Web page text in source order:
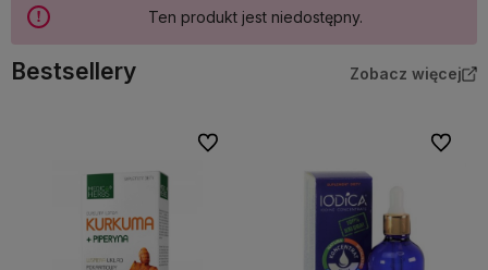
Ten produkt jest niedostępny.
Bestsellery Zobacz więcej
Do ulubionych Do